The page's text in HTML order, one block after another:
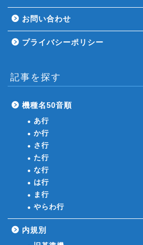
お問い合わせ
プライバシーポリシー
記事を探す
機種名50音順
あ行
か行
さ行
た行
な行
は行
ま行
やらわ行
内規別